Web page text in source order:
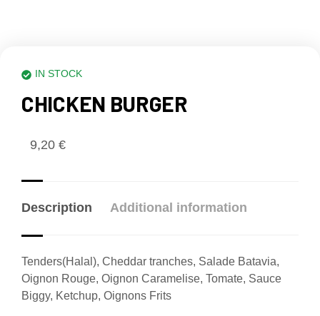
IN STOCK
CHICKEN BURGER
9,20 €
Description Additional information
Tenders(Halal), Cheddar tranches, Salade Batavia,
Oignon Rouge, Oignon Caramelise, Tomate, Sauce
Biggy, Ketchup, Oignons Frits